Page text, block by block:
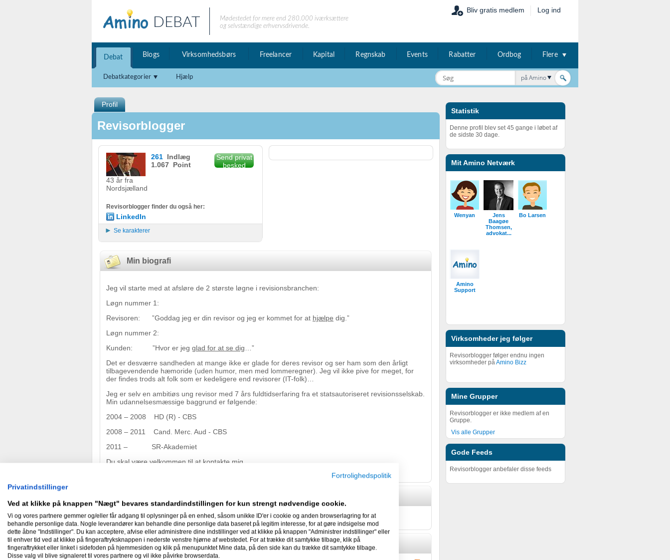
DEBAT
Mødestedet for mere end 280.000 iværksættere
og selvstændige erhvervsdrivende.
Bliv gratis medlem Log ind
Debat Blogs Virksomhedsbørs Freelancer Kapital Regnskab Events Rabatter Ordbog Flere
Debatkategorier Hjælp på Amino
Statistik
Denne profil blev set 45 gange i løbet af
de sidste 30 dage.
Mit Amino Netværk
Wenyan
Jens
Baagøe
Thomsen,
advokat...
Bo Larsen
Amino
Support
Virksomheder jeg følger
Revisorblogger følger endnu ingen
virksomheder påAmino Bizz
Mine Grupper
Revisorblogger er ikke medlem af en
Gruppe.
Vis alle Grupper
Gode Feeds
Revisorblogger anbefaler disse feeds
Profil
Revisorblogger
43 år fra
Nordsjælland
261 Indlæg
1.067 Point
Send privat
besked
Revisorblogger finder du også her:
LinkedIn
Se karakterer
Min biografi
Jeg vil starte med at afsløre de 2 største løgne i revisionsbranchen:
Løgn nummer 1:
Revisoren: ”Goddag jeg er din revisor og jeg er kommet for at hjælpe dig.”
Løgn nummer 2:
Kunden: ”Hvor er jeg glad for at se dig …”
Det er desværre sandheden at mange ikke er glade for deres revisor og ser ham som den årligt
tilbagevendende hæmoride (uden humor, men med lommeregner). Jeg vil ikke pive for meget, for
der findes trods alt folk som er kedeligere end revisorer (IT-folk)…
Jeg er selv en ambitiøs ung revisor med 7 års fuldtidserfaring fra et statsautoriseret revisionsselskab.
Min udannelsesmæssige baggrund er følgende:
2004 – 2008 HD (R) - CBS
2008 – 2011 Cand. Merc. Aud - CBS
2011 – SR-Akademiet
Du skal være velkommen til at kontakte mig.
Revisorblogger har ikke skrevet skæve facts om sig selv.
Nyheder
Fortrolighedspolitik
Privatindstillinger
Ved at klikke på knappen "Nægt" bevares standardindstillingen for kun strengt nødvendige cookie.
Vi og vores partnere gemmer og/eller får adgang til oplysninger på en enhed, såsom unikke ID'er i cookie og anden browserlagring for at
behandle personlige data. Nogle leverandører kan behandle dine personlige data baseret på legitim interesse, for at gøre indsigelse mod
dette åbne "Indstillinger". Du kan acceptere, afvise eller administrere dine indstillinger ved at klikke på knappen "Administrer indstillinger" eller
til enhver tid ved at klikke på fingeraftryksknappen i nederste venstre hjørne af webstedet. For at trække dit samtykke tilbage, klik på
fingeraftrykket eller linket i sidefoden på hjemmesiden og klik på menupunktet Mine data, på den side kan du trække dit samtykke tilbage.
Disse valg vil blive signaleret til vores partnere og vil ikke påvirke browserdata.